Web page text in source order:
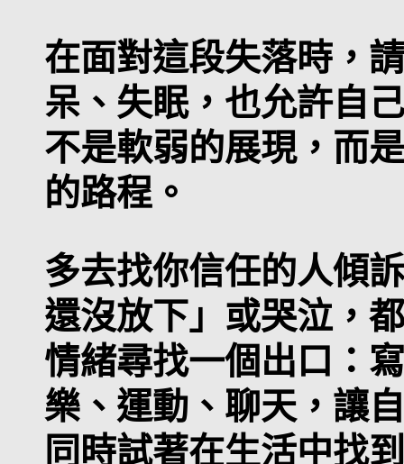
在面對這段失落時，
呆、失眠，也允許自
不是軟弱的展現，而
的路程。
多去找你信任的人傾
還沒放下」或哭泣，
情緒尋找一個出口：
樂、運動、聊天，讓
同時試著在生活中找